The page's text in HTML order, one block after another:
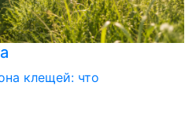
клещей: что